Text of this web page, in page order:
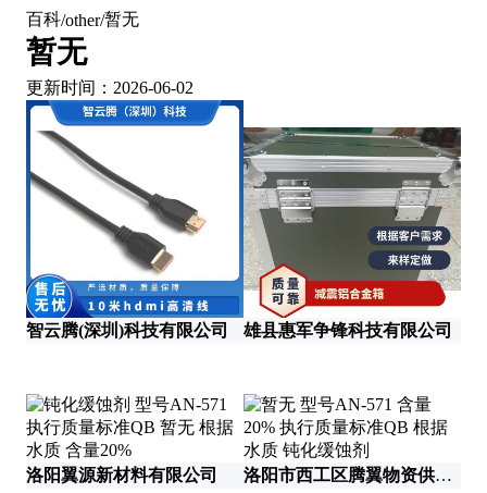
百科/other/暂无
暂无
更新时间：2026-06-02
智云腾(深圳)科技有限公司 雄县惠军争锋科技有限公司
洛阳翼源新材料有限公司 洛阳市西工区腾翼物资供应站